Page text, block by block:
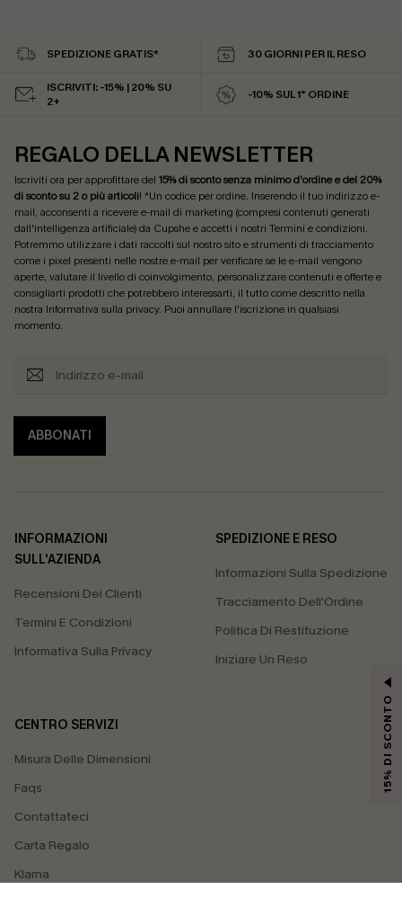
SPEDIZIONE GRATIS* 30 GIORNI PER IL RESO
ISCRIVITI: -15% | 20% SU
2+
-10% SUL 1° ORDINE
REGALO DELLA NEWSLETTER
Iscriviti ora per approfittare del 15% di sconto senza minimo d'ordine e del 20%
di sconto su 2 o più articoli! *Un codice per ordine. Inserendo il tuo indirizzo e-
mail, acconsenti a ricevere e-mail di marketing (compresi contenuti generati
dall'intelligenza artificiale) da Cupshe e accetti i nostri Termini e condizioni.
Potremmo utilizzare i dati raccolti sul nostro sito e strumenti di tracciamento
come i pixel presenti nelle nostre e-mail per verificare se le e-mail vengono
aperte, valutare il livello di coinvolgimento, personalizzare contenuti e offerte e
consigliarti prodotti che potrebbero interessarti, il tutto come descritto nella
nostra Informativa sulla privacy. Puoi annullare l'iscrizione in qualsiasi
momento.
ABBONATI
INFORMAZIONI
SULL'AZIENDA
Recensioni Dei Clienti
Termini E Condizioni
Informativa Sulla Privacy
SPEDIZIONE E RESO
Informazioni Sulla Spedizione
Tracciamento Dell'Ordine
Politica Di Restituzione
Iniziare Un Reso
CENTRO SERVIZI
Misura Delle Dimensioni
Faqs
Contattateci
Carta Regalo
Klarna
15% DI SCONTO